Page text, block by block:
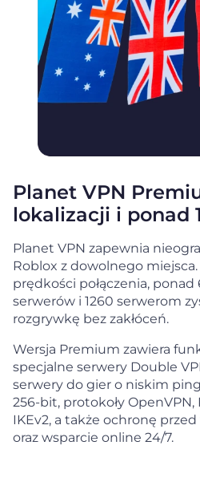
Planet VPN
lokalizacji i ponad
Planet VPN zapewnia
Roblox z dowolnego
prędkości połączenia,
serwerów i 1260 serwerom
rozgrywkę bez zakłóceń.
Wersja Premium zawiera
specjalne serwery Double
serwery do gier o niskim
256-bit, protokoły OpenVPN,
IKEv2, a także ochronę
oraz wsparcie online 24/7.